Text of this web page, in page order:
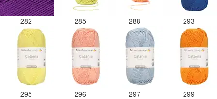
282 285 288 293
295 296 297 299